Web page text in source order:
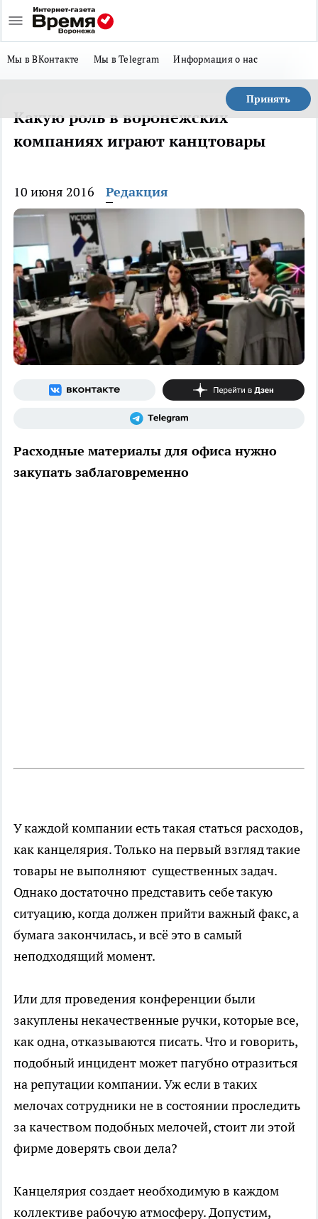
Мы в ВКонтакте Мы в Telegram Информация о нас
Принять
Какую роль в воронежских
компаниях играют канцтовары
10 июня 2016 Редакция
Расходные материалы для офиса нужно
закупать заблаговременно
У каждой компании есть такая статься расходов,
как канцелярия. Только на первый взгляд такие
товары не выполняют существенных задач.
Однако достаточно представить себе такую
ситуацию, когда должен прийти важный факс, а
бумага закончилась, и всё это в самый
неподходящий момент.
Или для проведения конференции были
закуплены некачественные ручки, которые все,
как одна, отказываются писать. Что и говорить,
подобный инцидент может пагубно отразиться
на репутации компании. Уж если в таких
мелочах сотрудники не в состоянии проследить
за качеством подобных мелочей, стоит ли этой
фирме доверять свои дела?
Канцелярия создает необходимую в каждом
коллективе рабочую атмосферу. Допустим,